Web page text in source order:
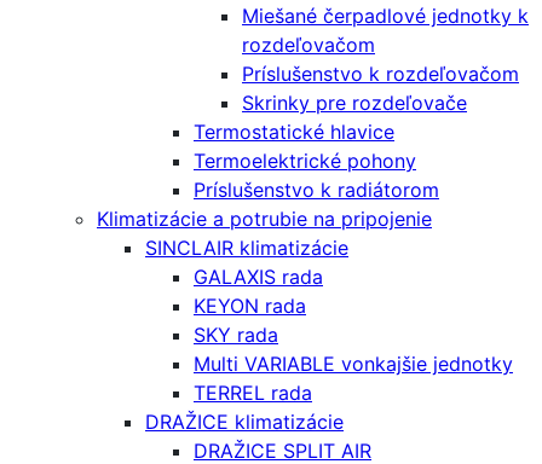
Miešané čerpadlové jednotky k
rozdeľovačom
Príslušenstvo k rozdeľovačom
Skrinky pre rozdeľovače
Termostatické hlavice
Termoelektrické pohony
Príslušenstvo k radiátorom
Klimatizácie a potrubie na pripojenie
SINCLAIR klimatizácie
GALAXIS rada
KEYON rada
SKY rada
Multi VARIABLE vonkajšie jednotky
TERREL rada
DRAŽICE klimatizácie
DRAŽICE SPLIT AIR